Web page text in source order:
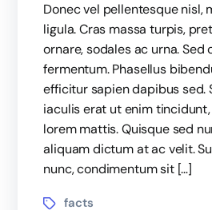
Donec vel pellentesque nisl,
ligula. Cras massa turpis,
ornare, sodales ac urna.
fermentum. Phasellus
efficitur sapien dapibus sed.
iaculis erat ut enim
lorem mattis. Quisque sed
aliquam dictum at ac velit.
nunc, condimentum sit […]
facts